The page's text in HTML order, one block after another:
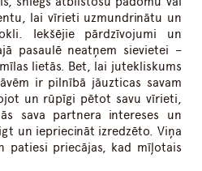
lai vīrieti uzmundrinātu un
Iekšējie pārdzīvojumi un
pasaulē neatņem sievietei –
lietās. Bet, lai jutekliskums
ir pilnībā jāuzticas savam
un rūpīgi pētot savu vīrieti,
sava partnera intereses un
un iepriecināt izredzēto. Viņa
patiesi priecājas, kad mīļotais